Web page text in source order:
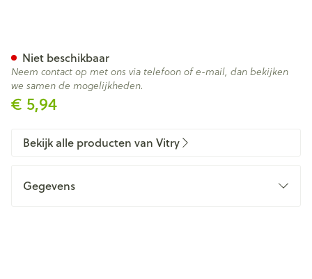
€ 5,94
Niet beschikbaar
Neem contact op met ons via telefoon of e-mail, dan bekijken
we samen de mogelijkheden.
Bekijk alle producten van Vitry
Gegevens